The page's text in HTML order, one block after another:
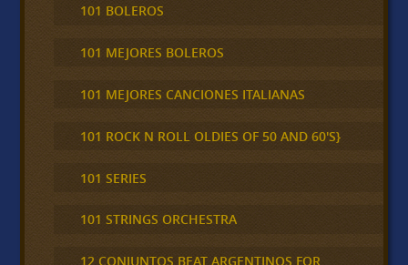
101 BOLEROS
101 MEJORES BOLEROS
101 MEJORES CANCIONES ITALIANAS
101 ROCK N ROLL OLDIES OF 50 AND 60'S}
101 SERIES
101 STRINGS ORCHESTRA
12 CONJUNTOS BEAT ARGENTINOS FOR